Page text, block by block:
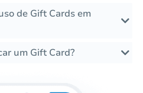
de Gift Cards em
um Gift Card?